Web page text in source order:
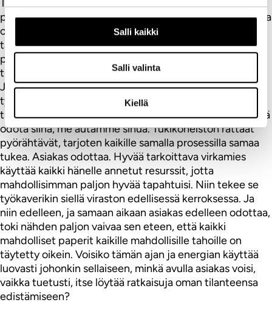
Salli kaikki
Salli valinta
Kiellä
Toinen julkisia varoja nielevä tekijä tuossa
pirstaloituneessa ja virkailijakeskeisessä auttamismallissa
on sen passivoittavuus. Kun kuka tahansa meistä
tarvitsee hetkellisesti tukea jossakin elämänvaiheessa,
pitäisi sitä saada. Auttamiskoneistomme, se verovaroin
tuettu siis, tuppaa kuitenkin ampumaan kärpästä tykillä.
Johtuen siitä, että yksittäinen virkailija haluaa tehdä
työnsä niin hyvin, tukea kaipaava asiakas istutetaan
tuoliin odottamaan. Hänelle sanotaan lohduttavasti, että
odota siinä, me autamme sinua. Tukikoneiston rattaat
pyörähtävät, tarjoten kaikille samalla prosessilla samaa
tukea. Asiakas odottaa. Hyvää tarkoittava virkamies
käyttää kaikki hänelle annetut resurssit, jotta
mahdollisimman paljon hyvää tapahtuisi. Niin tekee se
työkaverikin siellä viraston edellisessä kerroksessa. Ja
niin edelleen, ja samaan aikaan asiakas edelleen odottaa,
toki nähden paljon vaivaa sen eteen, että kaikki
mahdolliset paperit kaikille mahdollisille tahoille on
täytetty oikein. Voisiko tämän ajan ja energian käyttää
luovasti johonkin sellaiseen, minkä avulla asiakas voisi,
vaikka tuetusti, itse löytää ratkaisuja oman tilanteensa
edistämiseen?